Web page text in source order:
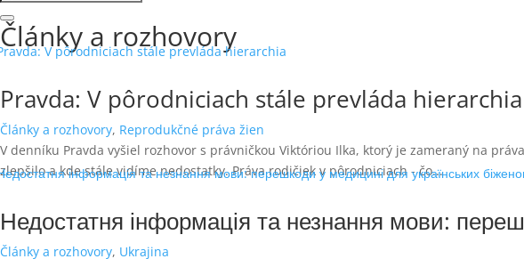
Články a rozhovory
Pravda: V pôrodniciach stále prevláda hierarchia
Články a rozhovory, Reprodukčné práva žien
V denníku Pravda vyšiel rozhovor s právničkou Viktóriou Ilka, ktorý je zameraný na
zlepšilo a kde stále vidíme nedostatky. Práva rodičiek v pôrodniciach - čo...
Недостатня інформація та незнання мови:
Články a rozhovory, Ukrajina